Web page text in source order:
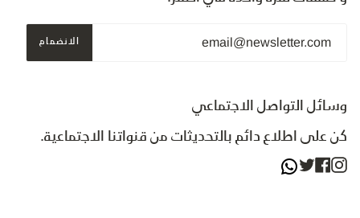
الانضمام
وسائل التواصل الاجتماعي
كن على اطلاع دائم بالتحديثات من قنواتنا الاجتماعية.
Instagram
Facebook
Twitter